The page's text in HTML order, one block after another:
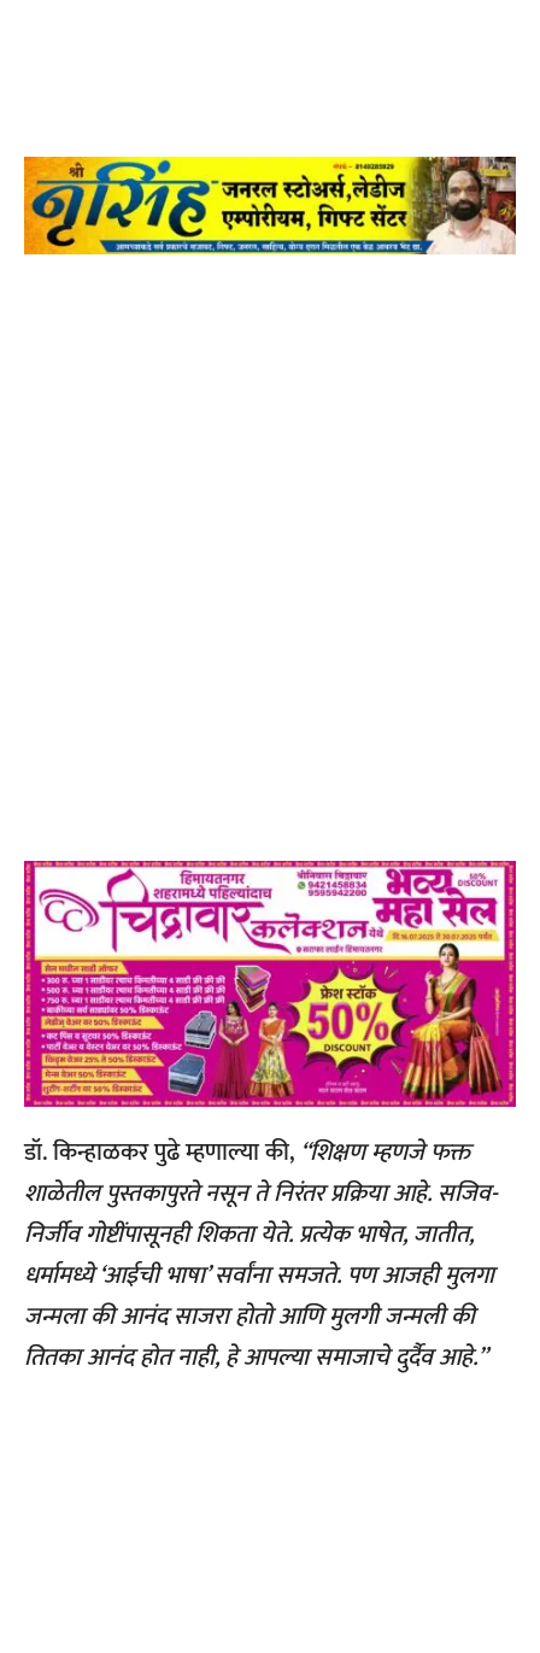
डॉ. किन्हाळकर पुढे म्हणाल्या की, “शिक्षण म्हणजे फक्त
शाळेतील पुस्तकापुरते नसून ते निरंतर प्रक्रिया आहे. सजिव-
निर्जीव गोष्टींपासूनही शिकता येते. प्रत्येक भाषेत, जातीत,
धर्मामध्ये ‘आईची भाषा’ सर्वांना समजते. पण आजही मुलगा
जन्मला की आनंद साजरा होतो आणि मुलगी जन्मली की
तितका आनंद होत नाही, हे आपल्या समाजाचे दुर्दैव आहे.”